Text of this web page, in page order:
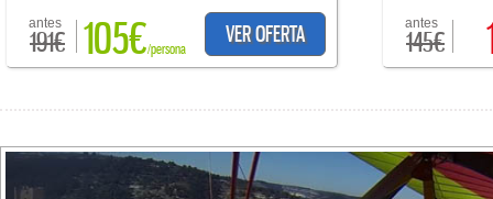
antes
191€ 105€/persona
VER OFERTA antes
145€